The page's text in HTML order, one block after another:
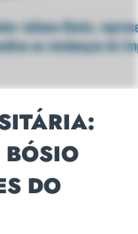
BÓSIO
DO